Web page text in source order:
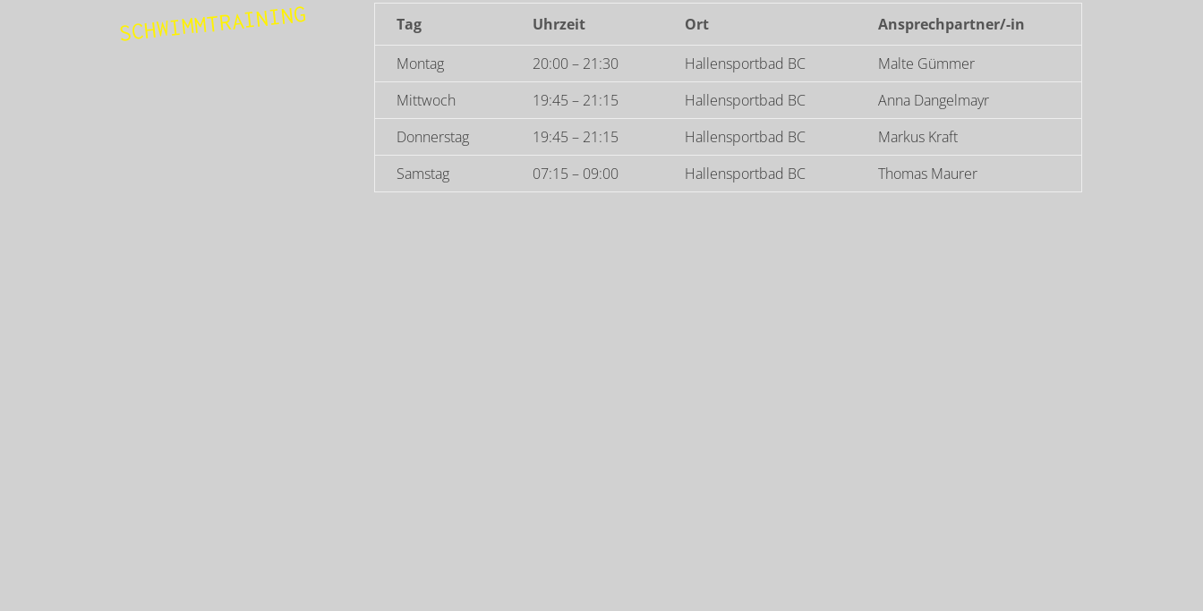
SCHWIMM­TRAINING Tag Uhrzeit Ort
Ansprechpartner/-in
Montag
20:00 – 21:30 Hallensportbad BC
Malte Gümmer
Mittwoch
19:45 – 21:15 Hallensportbad BC
Anna Dangelmayr
Donnerstag
19:45 – 21:15 Hallensportbad BC
Markus Kraft
Samstag
07:15 – 09:00 Hallensportbad BC Thomas Maurer